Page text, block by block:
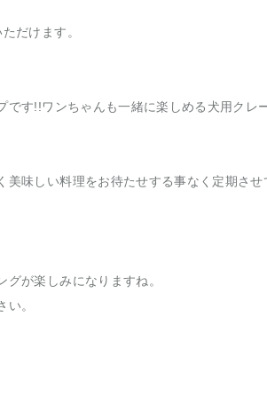
だけます。
です!!ワンちゃんも一緒に楽しめる犬用クレ
味しい料理をお待たせする事なく定期させ
が楽しみになりますね。
。